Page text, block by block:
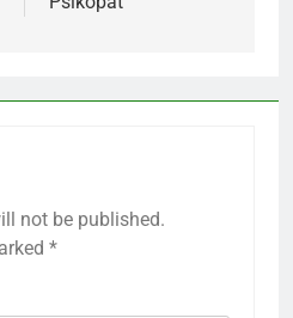
not be published.
*